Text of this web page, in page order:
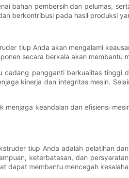
bahan pembersih dan pelumas,
berkontribusi pada hasil produksi
tiup Anda akan mengalami
secara berkala akan membantu
pengganti berkualitas
kinerja dan integritas mesin.
keandalan dan efisiensi
tiup Anda adalah pelatihan
keterbatasan, dan
dapat membantu mencegah